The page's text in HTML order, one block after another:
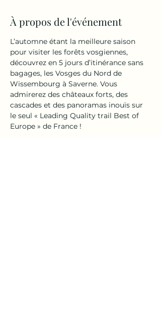
À propos de l'événement
L’automne étant la meilleure saison
pour visiter les forêts vosgiennes,
découvrez en 5 jours d’itinérance sans
bagages, les Vosges du Nord de
Wissembourg à Saverne. Vous
admirerez des châteaux forts, des
cascades et des panoramas inouïs sur
le seul « Leading Quality trail Best of
Europe » de France !